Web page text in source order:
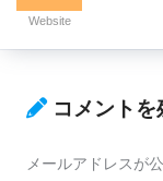
Website
コメントを
メールアドレスが